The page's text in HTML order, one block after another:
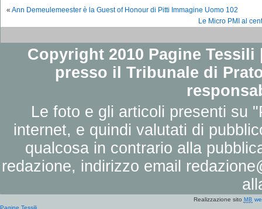
« Ann Demeulemeester è la Guest of Honour di Pitti Immagine Uomo 102
Le Micro PMI al
Copyright 2010 Pagine
presso il Tribunale di
Le foto e gli articoli presenti su
internet, e quindi valutati di
qualcosa in contrario alla
redazione, indirizzo email
Realizzazione sito MB
Pagine Tessili